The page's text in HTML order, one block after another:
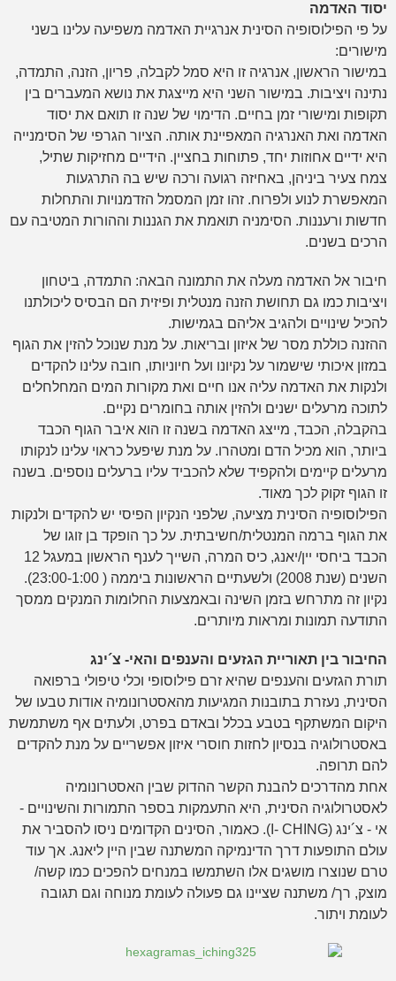
יסוד האדמה
על פי הפילוסופיה הסינית אנרגיית האדמה משפיעה עלינו בשני
מישורים:
במישור הראשון, אנרגיה זו היא סמל לקבלה, פריון, הזנה, התמדה,
נתינה ויציבות. במישור השני היא מייצגת את נושא המעברים בין
תקופות ומישורי זמן בחיים. הדימוי של שנה זו תואם את יסוד
האדמה ואת האנרגיה המאפיינת אותה. הציור הגרפי של הסימנייה
היא ידיים אחוזות יחד, פתוחות בחציין. הידיים מחזיקות שתיל,
צמח צעיר ביניהן, באחיזה רגועה ורכה שיש בה התרגעות
המאפשרת לנוע ולפרוח. זהו זמן המסמל הזדמנויות והתחלות
חדשות ורעננות. הסימניה תואמת את הגננות וההורות המטיבה עם
הרכים בשנים.
חיבור אל האדמה מעלה את התמונה הבאה: התמדה, ביטחון
ויציבות כמו גם תחושת הזנה מנטלית ופיזית הם הבסיס ליכולתנו
להכיל שינויים ולהגיב אליהם בגמישות.
ההזנה כוללת מסר של איזון ובריאות. על מנת שנוכל להזין את הגוף
במזון איכותי שישמור על נקיונו ועל חיוניותו, חובה עלינו להקדים
ולנקות את האדמה עליה אנו חיים ואת מקורות המים המחלחלים
לתוכה מרעלים ישנים ולהזין אותה בחומרים נקיים.
בהקבלה, הכבד, מייצג האדמה בשנה זו הוא איבר הגוף הכבד
ביותר, הוא מכיל הדם ומטהרו. על מנת שיפעל כראוי עלינו לנקותו
מרעלים קיימים ולהקפיד שלא להכביד עליו ברעלים נוספים. בשנה
זו הגוף זקוק לכך מאוד.
הפילוסופיה הסינית מציעה, שלפני הנקיון הפיסי יש להקדים ולנקות
את הגוף ברמה המנטלית/חשיבתית. על כך הופקד בן זוגו של
הכבד ביחסי יין/יאנג, כיס המרה, השייך לענף הראשון במעגל 12
השנים (שנת 2008) ולשעתיים הראשונות ביממה ( 23:00-1:00).
נקיון זה מתרחש בזמן השינה ובאמצעות החלומות המנקים ממסך
התודעה תמונות ומראות מיותרים.
החיבור בין תאוריית הגזעים והענפים והאי- צ´ינג
תורת הגזעים והענפים שהיא זרם פילוסופי וכלי טיפולי ברפואה
הסינית, נעזרת בתובנות המגיעות מהאסטרונומיה אודות טבעו של
היקום המשתקף בטבע בכלל ובאדם בפרט, ולעתים אף משתמשת
באסטרולוגיה בנסיון לחזות חוסרי איזון אפשריים על מנת להקדים
להם תרופה.
אחת מהדרכים להבנת הקשר ההדוק שבין האסטרונומיה
לאסטרולוגיה הסינית, היא התעמקות בספר התמורות והשינויים -
אי - צ´ינג (I- CHING). כאמור, הסינים הקדומים ניסו להסביר את
עולם התופעות דרך הדינמיקה המשתנה שבין היין ליאנג. אך עוד
טרם שנוצרו מושגים אלו השתמשו במנחים להפכים כמו קשה/
מוצק, רך/ משתנה שציינו גם פעולה לעומת מנוחה וגם תגובה
לעומת ויתור.